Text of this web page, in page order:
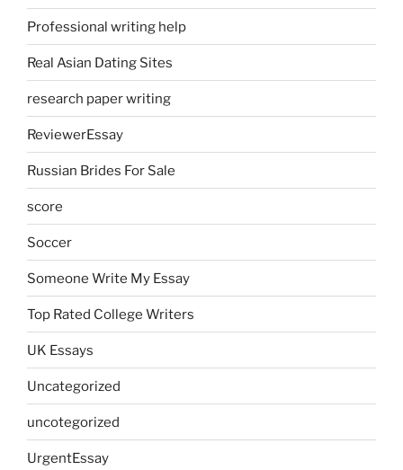
Professional writing help
Real Asian Dating Sites
research paper writing
ReviewerEssay
Russian Brides For Sale
score
Soccer
Someone Write My Essay
Top Rated College Writers
UK Essays
Uncategorized
uncotegorized
UrgentEssay